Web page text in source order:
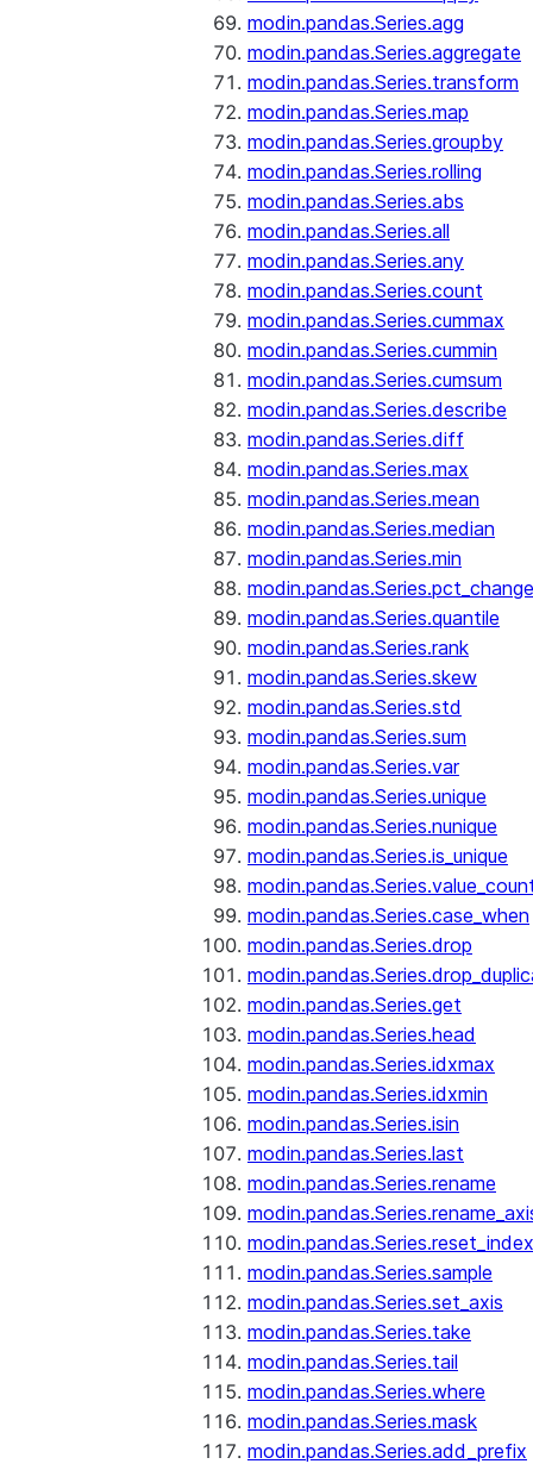
modin.pandas.Series.agg
modin.pandas.Series.aggregate
modin.pandas.Series.transform
modin.pandas.Series.map
modin.pandas.Series.groupby
modin.pandas.Series.rolling
modin.pandas.Series.abs
modin.pandas.Series.all
modin.pandas.Series.any
modin.pandas.Series.count
modin.pandas.Series.cummax
modin.pandas.Series.cummin
modin.pandas.Series.cumsum
modin.pandas.Series.describe
modin.pandas.Series.diff
modin.pandas.Series.max
modin.pandas.Series.mean
modin.pandas.Series.median
modin.pandas.Series.min
modin.pandas.Series.pct_change
modin.pandas.Series.quantile
modin.pandas.Series.rank
modin.pandas.Series.skew
modin.pandas.Series.std
modin.pandas.Series.sum
modin.pandas.Series.var
modin.pandas.Series.unique
modin.pandas.Series.nunique
modin.pandas.Series.is_unique
modin.pandas.Series.case_when
modin.pandas.Series.drop
modin.pandas.Series.get
modin.pandas.Series.head
modin.pandas.Series.idxmax
modin.pandas.Series.idxmin
modin.pandas.Series.isin
modin.pandas.Series.last
modin.pandas.Series.rename
modin.pandas.Series.reset_index
modin.pandas.Series.sample
modin.pandas.Series.set_axis
modin.pandas.Series.take
modin.pandas.Series.tail
modin.pandas.Series.where
modin.pandas.Series.mask
modin.pandas.Series.add_prefix